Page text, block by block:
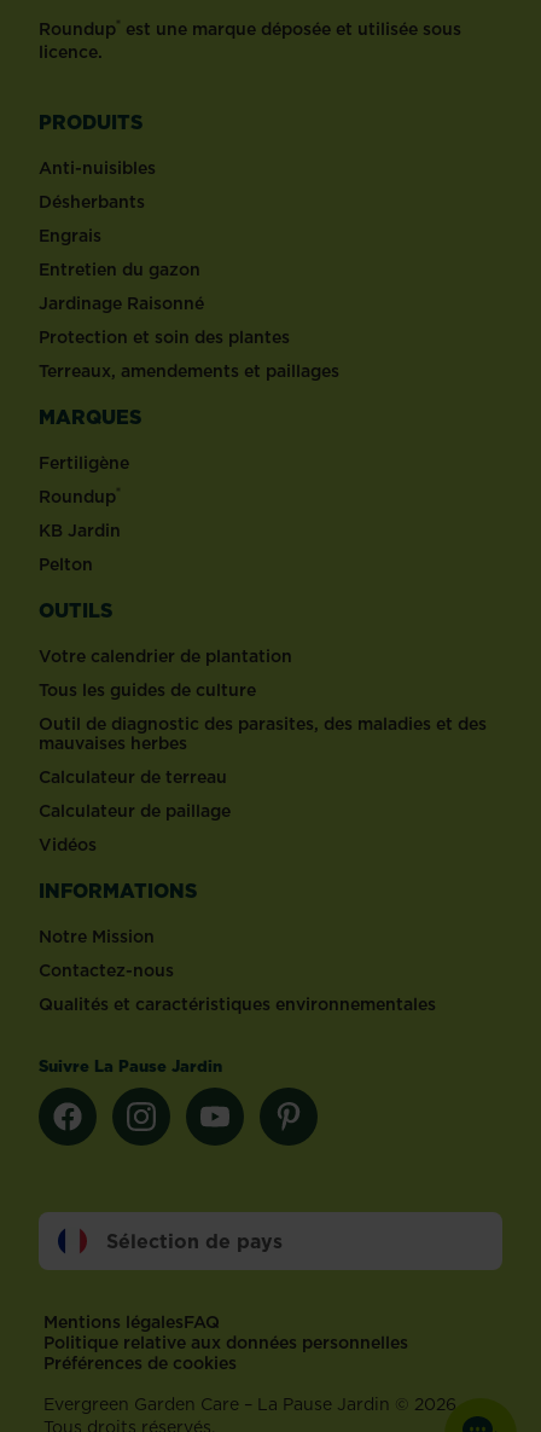
Roundup® est une marque déposée et utilisée sous
licence.
PRODUITS
Anti-nuisibles
Désherbants
Engrais
Entretien du gazon
Jardinage Raisonné
Protection et soin des plantes
Terreaux, amendements et paillages
MARQUES
Fertiligène
Roundup®
KB Jardin
Pelton
OUTILS
Votre calendrier de plantation
Tous les guides de culture
Outil de diagnostic des parasites, des maladies et des
mauvaises herbes
Calculateur de terreau
Calculateur de paillage
Vidéos
INFORMATIONS
Notre Mission
Contactez-nous
Qualités et caractéristiques environnementales
Suivre La Pause Jardin
Sélection de pays
Footer
Mentions légalesFAQ
Politique relative aux données personnelles
Préférences de cookies
Evergreen Garden Care – La Pause Jardin © 2026 –
Tous droits réservés.